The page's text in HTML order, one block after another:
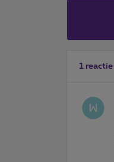
1 reactie